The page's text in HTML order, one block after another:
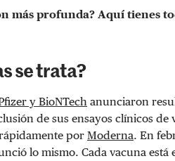
más profunda? Aquí tienes
se trata?
y BioNTech anunciaron
de sus ensayos clínicos de
por Moderna. En
lo mismo. Cada vacuna está